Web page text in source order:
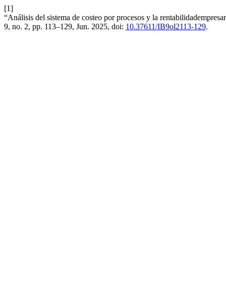
[1]
“Análisis del sistema de costeo por procesos y la
9, no. 2, pp. 113–129, Jun. 2025, doi: 10.37611/IB9ol2113-129.